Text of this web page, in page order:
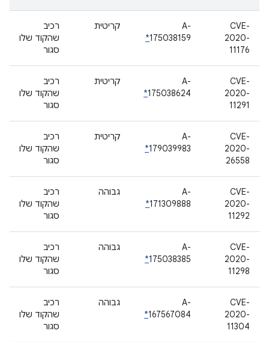
CVE-
2020-
11176
A-
175038159
*
קריטית
רכיב
שהקוד שלו
סגור
CVE-
2020-
11291
A-
175038624
*
קריטית
רכיב
שהקוד שלו
סגור
CVE-
2020-
26558
A-
179039983
*
קריטית
רכיב
שהקוד שלו
סגור
CVE-
2020-
11292
A-
171309888
*
גבוהה
רכיב
שהקוד שלו
סגור
CVE-
2020-
11298
A-
175038385
*
גבוהה
רכיב
שהקוד שלו
סגור
CVE-
2020-
11304
A-
167567084
*
גבוהה
רכיב
שהקוד שלו
סגור